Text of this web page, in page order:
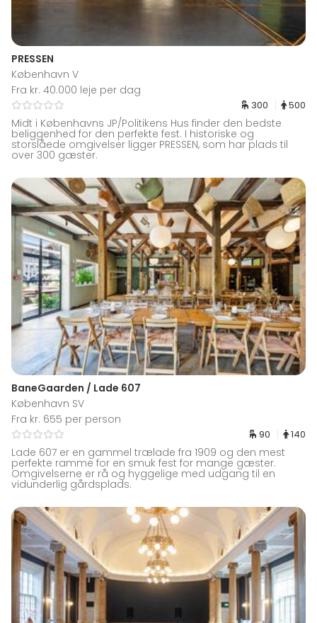
PRESSEN
København V
Fra kr. 40.000 leje per dag
300 500
Midt i Københavns JP/Politikens Hus finder den bedste
beliggenhed for den perfekte fest. I historiske og
storslåede omgivelser ligger PRESSEN, som har plads til
over 300 gæster.
BaneGaarden / Lade 607
København SV
Fra kr. 655 per person
90 140
Lade 607 er en gammel trælade fra 1909 og den mest
perfekte ramme for en smuk fest for mange gæster.
Omgivelserne er rå og hyggelige med udgang til en
vidunderlig gårdsplads.